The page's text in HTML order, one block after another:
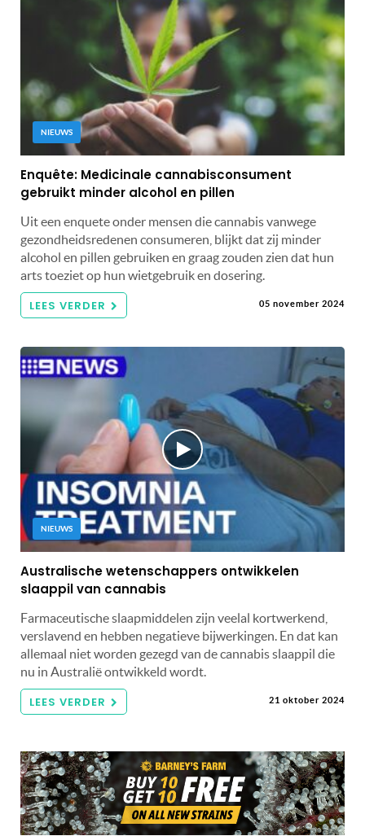
NIEUWS
Enquête: Medicinale cannabisconsument
gebruikt minder alcohol en pillen
Uit een enquete onder mensen die cannabis vanwege
gezondheidsredenen consumeren, blijkt dat zij minder
alcohol en pillen gebruiken en graag zouden zien dat hun
arts toeziet op hun wietgebruik en dosering.
LEES VERDER 05 november 2024
NIEUWS
Australische wetenschappers ontwikkelen
slaappil van cannabis
Farmaceutische slaapmiddelen zijn veelal kortwerkend,
verslavend en hebben negatieve bijwerkingen. En dat kan
allemaal niet worden gezegd van de cannabis slaappil die
nu in Australië ontwikkeld wordt.
LEES VERDER 21 oktober 2024